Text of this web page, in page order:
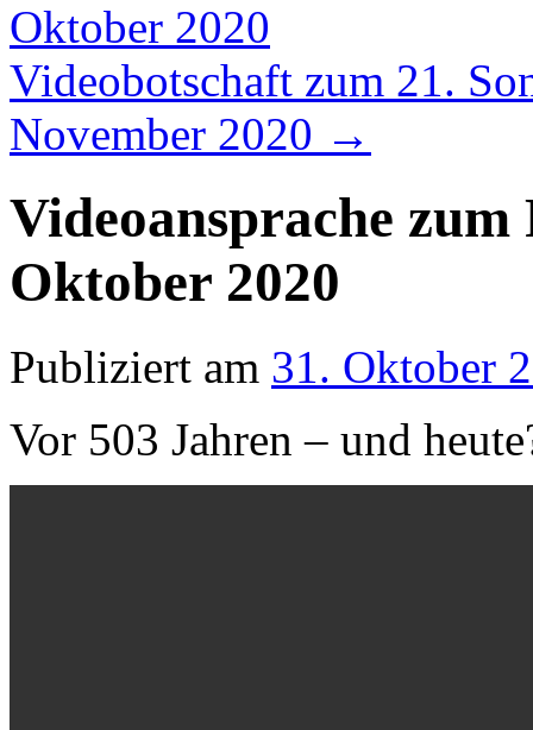
Oktober 2020
Videobotschaft zum 21.
November 2020 →
Videoansprache
Oktober 2020
Publiziert am 31. Oktober
Vor 503 Jahren – und